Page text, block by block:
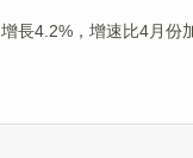
長4.2%，增速比4月份